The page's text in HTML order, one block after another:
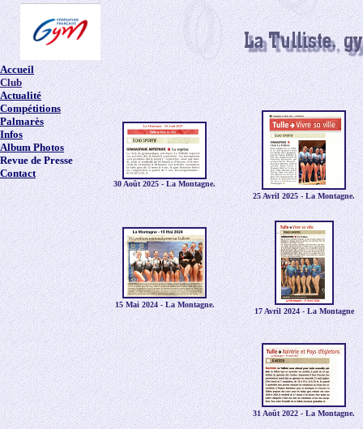
Accueil
Club
Actualité
Compétitions
Palmarès
Infos
Album Photos
Revue de Presse
Contact
30 Août 2025 - La Montagne.
25 Avril 2025 - La Montagne.
15 Mai 2024 - La Montagne.
17 Avril 2024 - La Montagne
31 Août 2022 - La Montagne.